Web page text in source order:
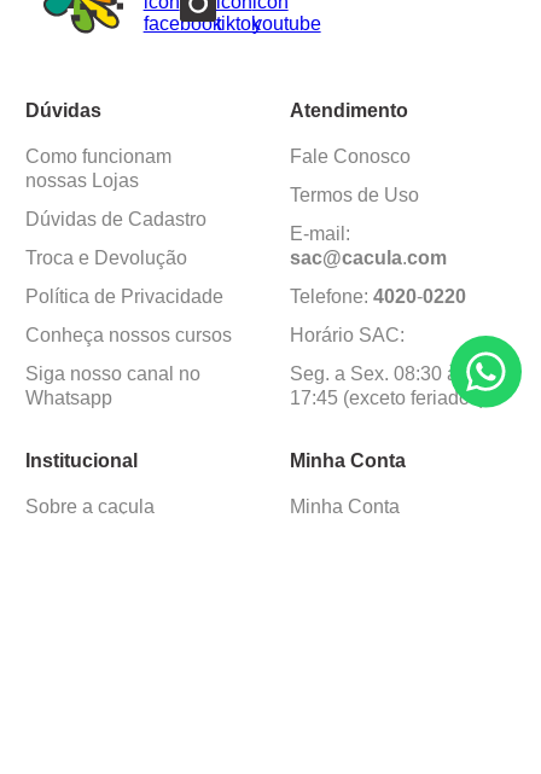
Dúvidas
Como funcionam
nossas Lojas
Dúvidas de Cadastro
Troca e Devolução
Política de Privacidade
Conheça nossos cursos
Siga nosso canal no
Whatsapp
Atendimento
Fale Conosco
Termos de Uso
E-mail:
sac@cacula.com
Telefone: 4020-0220
Horário SAC:
Seg. a Sex. 08:30 às
17:45 (exceto feriados)
Institucional
Sobre a caçula
Minha Conta
Minha Conta